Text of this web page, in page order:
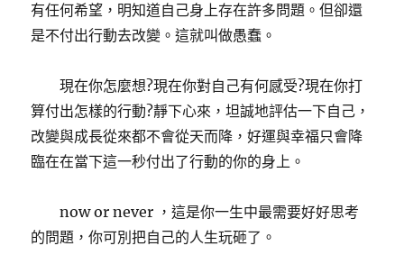
有任何希望，明知道自己身上存在許多問題。但卻還
是不付出行動去改變。這就叫做愚蠢。
現在你怎麼想?現在你對自己有何感受?現在你打
算付出怎樣的行動?靜下心來，坦誠地評估一下自己，
改變與成長從來都不會從天而降，好運與幸福只會降
臨在在當下這一秒付出了行動的你的身上。
now or never ，這是你一生中最需要好好思考
的問題，你可別把自己的人生玩砸了。